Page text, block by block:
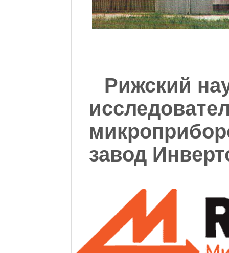
Рижский
завод